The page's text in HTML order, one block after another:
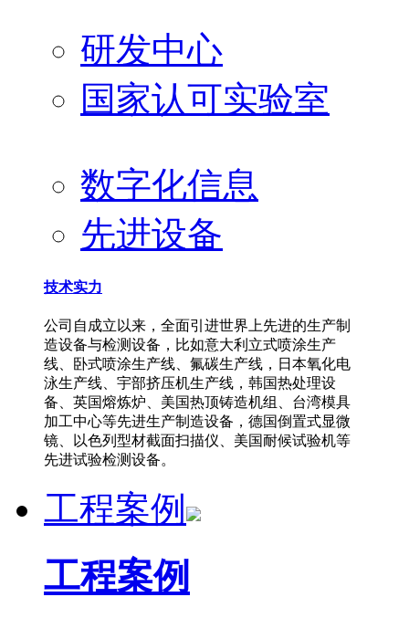
研发中心
国家认可实验室
数字化信息
先进设备
技术实力
公司自成立以来，全面引进世界上先进的生产制
造设备与检测设备，比如意大利立式喷涂生产
线、卧式喷涂生产线、氟碳生产线，日本氧化电
泳生产线、宇部挤压机生产线，韩国热处理设
备、英国熔炼炉、美国热顶铸造机组、台湾模具
加工中心等先进生产制造设备，德国倒置式显微
镜、以色列型材截面扫描仪、美国耐候试验机等
先进试验检测设备。
工程案例
工程案例